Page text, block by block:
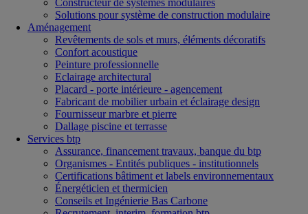
Constructeur de systemes modulaires
Solutions pour système de construction modulaire
Aménagement
Revêtements de sols et murs, éléments décoratifs
Confort acoustique
Peinture professionnelle
Eclairage architectural
Placard - porte intérieure - agencement
Fabricant de mobilier urbain et éclairage design
Fournisseur marbre et pierre
Dallage piscine et terrasse
Services btp
Assurance, financement travaux, banque du btp
Organismes - Entités publiques - institutionnels
Certifications bâtiment et labels environnementaux
Énergéticien et thermicien
Conseils et Ingénierie Bas Carbone